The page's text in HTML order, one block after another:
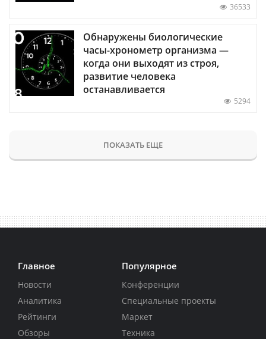
36533
Обнаружены биологические
часы-хронометр организма —
когда они выходят из строя,
развитие человека
останавливается
5294
ПОКАЗАТЬ ЕЩЕ
Главное
Новости
Аналитика
Рейтинги
Обзоры
Популярное
Конференции
Специальные проекты
Маркет
Техника